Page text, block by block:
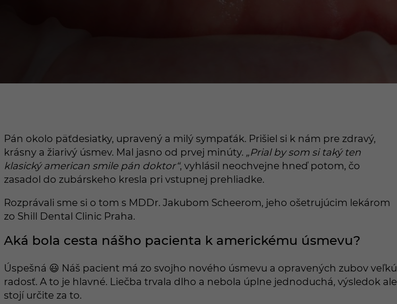
Pán okolo päťdesiatky, upravený a milý sympaťák. Prišiel si k nám pre zdravý,
krásny a žiarivý úsmev. Mal jasno od prvej minúty. „Prial by som si taký ten
klasický american smile pán doktor“, vyhlásil neochvejne hneď potom, čo
zasadol do zubárskeho kresla pri vstupnej prehliadke.
Rozprávali sme si o tom s MDDr. Jakubom Scheerom, jeho ošetrujúcim lekárom
zo Shill Dental Clinic Praha.
Aká bola cesta nášho pacienta k americkému úsmevu?
Úspešná 😃 Náš pacient má zo svojho nového úsmevu a opravených zubov veľkú
radosť. A to je hlavné. Liečba trvala dlho a nebola úplne jednoduchá, výsledok ale
stojí určite za to.